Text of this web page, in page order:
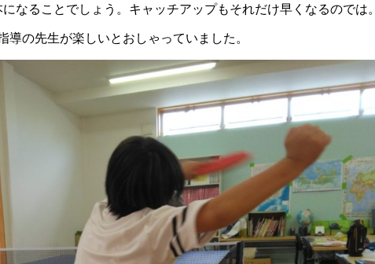
なることでしょう。キャッチアップもそれだけ早くなるのでは。
の先生が楽しいとおしゃっていました。